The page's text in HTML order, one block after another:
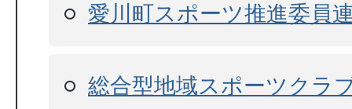
愛川町スポーツ推進委員
総合型地域スポーツクラ